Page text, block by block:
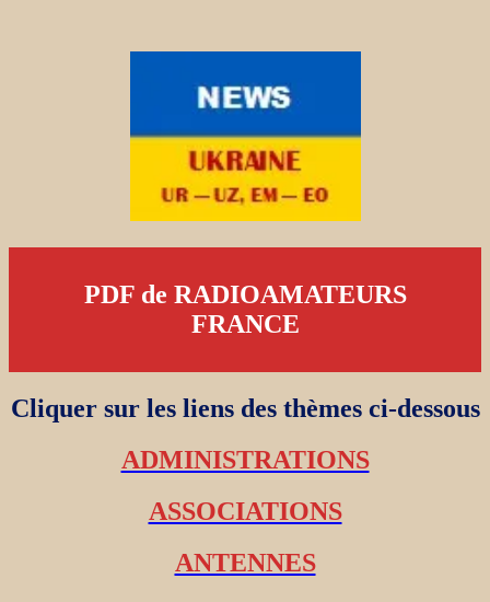
PDF de RADIOAMATEURS
FRANCE
Cliquer sur les liens des thèmes ci-dessous
ADMINISTRATIONS
ASSOCIATIONS
ANTENNES